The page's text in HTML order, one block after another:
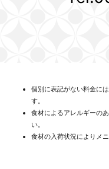
個別に表記がない料金に
す。
食材によるアレルギーの
い。
食材の入荷状況によりメ